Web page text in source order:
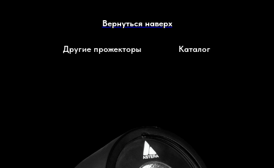
Вернуться наверх
Другие прожекторы Каталог